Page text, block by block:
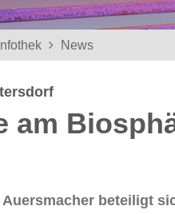
Infothek News
am
beteiligt